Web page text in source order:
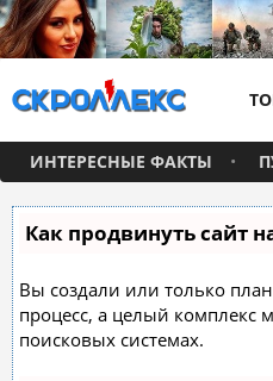
ИНТЕРЕСНЫЕ ФАКТЫ
Как продвинуть сайт
Вы создали или только
процесс, а целый комплекс
поисковых системах.